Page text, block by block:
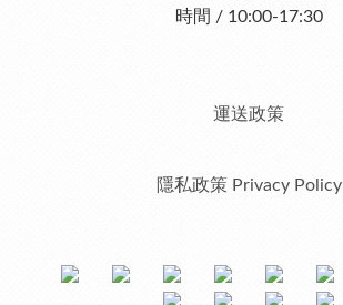
時間 / 10:00-17:30
運送政策
隱私政策 Privacy Policy